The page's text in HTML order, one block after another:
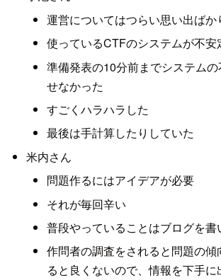
運営についてはつらい思い出ばか
使っているCTFのシステムが不安
準備発表の10分前までシステム
せなかった
すごくハラハラした
最後は手計算したりしていた
米内さん
問題作るにはアイデアが必要
それが毎回辛い
普段やっていることはブログを書
作問者の調査をされると問題の
ると良くないので、情報を下手に